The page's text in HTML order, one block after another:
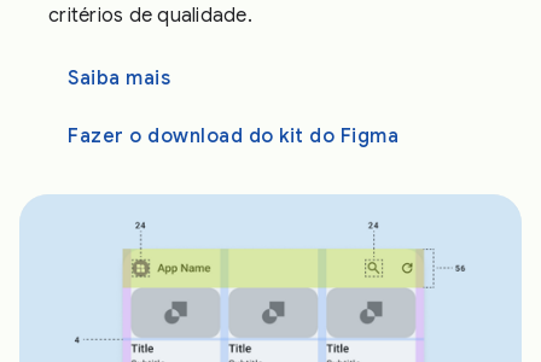
critérios de qualidade.
Saiba mais
Fazer o download do kit do Figma